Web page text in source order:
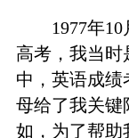
1977年
高考，我当时
中，英语成绩
母给了我关键
如，为了帮助